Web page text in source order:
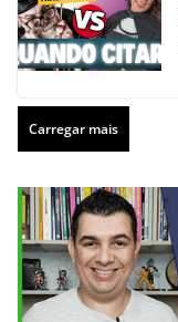
Carregar mais